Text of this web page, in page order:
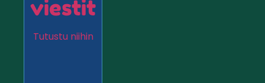
viestit
Tutustu niihin